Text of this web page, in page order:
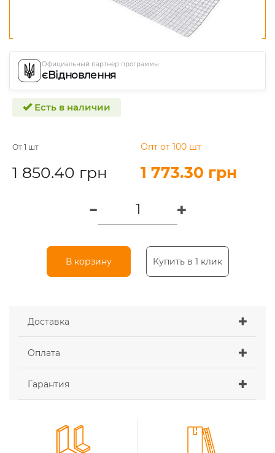
Официальный партнер программы
єВідновлення
Есть в наличии
От 1 шт
1 850.40 грн
Опт от 100 шт
1 773.30 грн
В корзину Купить в 1 клик
Доставка
Оплата
Гарантия